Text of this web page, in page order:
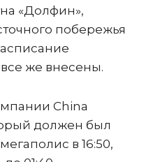
«Долфин»,
побережья
же внесены.
China
должен был
в 16:50,